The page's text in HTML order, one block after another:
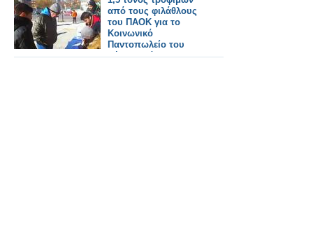
από τους φιλάθλους
του ΠΑΟΚ για το
Κοινωνικό
Παντοπωλείο του
δήμου Νεάπολης-